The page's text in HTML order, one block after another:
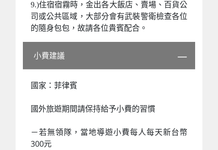
9.)住宿宿霧時，金出各大飯店、賣場、百貨公
司或公共區域，大部分會有武裝警衛檢查各位
的隨身包包，故請各位貴賓配合。
小費建議
國家：菲律賓
國外旅遊期間請保持給予小費的習慣
－若無領隊，當地導遊小費每人每天新台幣
300元